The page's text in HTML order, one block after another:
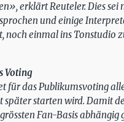
erklärt Reuteler. Dies sei
und einige
noch einmal ins Tonstudio
Voting
für das Publikumsvoting
später starten wird. Damit
Fan-Basis abhängig